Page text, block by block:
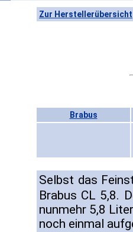
Zur Herstellerübersicht
Brabus
Selbst das
Brabus CL 5,8.
nunmehr 5,8
noch einmal